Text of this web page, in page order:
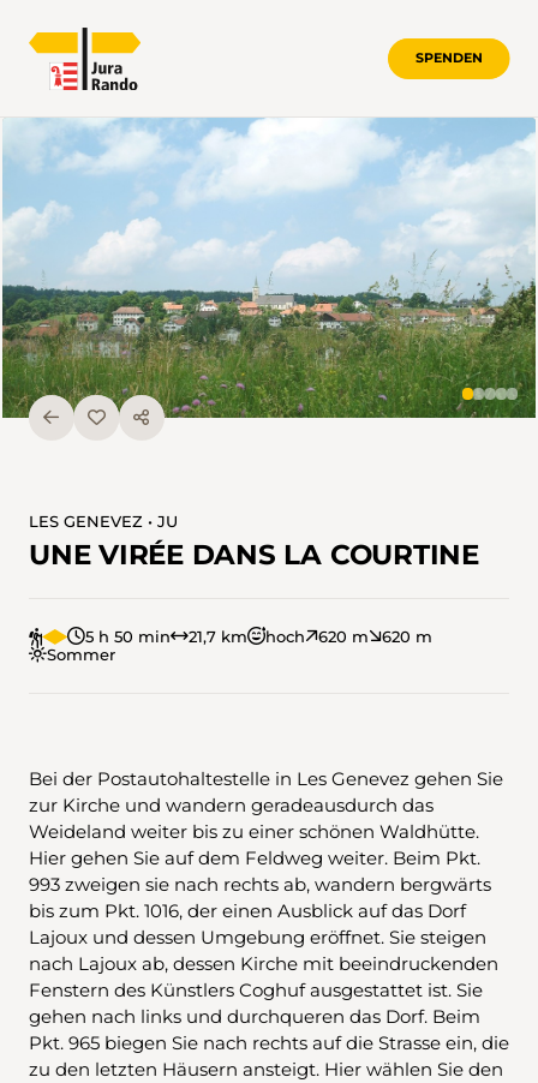
SPENDEN
LES GENEVEZ • JU
UNE VIRÉE DANS LA COURTINE
5 h 50 min 21,7 km hoch 620 m
620 m
Sommer
Bei der Postautohaltestelle in Les Genevez gehen Sie
zur Kirche und wandern geradeausdurch das
Weideland weiter bis zu einer schönen Waldhütte.
Hier gehen Sie auf dem Feldweg weiter. Beim Pkt.
993 zweigen sie nach rechts ab, wandern bergwärts
bis zum Pkt. 1016, der einen Ausblick auf das Dorf
Lajoux und dessen Umgebung eröffnet. Sie steigen
nach Lajoux ab, dessen Kirche mit beeindruckenden
Fenstern des Künstlers Coghuf ausgestattet ist. Sie
gehen nach links und durchqueren das Dorf. Beim
Pkt. 965 biegen Sie nach rechts auf die Strasse ein, die
zu den letzten Häusern ansteigt. Hier wählen Sie den